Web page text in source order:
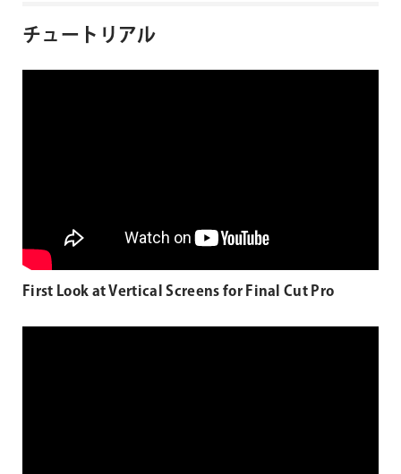
チュートリアル
First Look at Vertical Screens for Final Cut Pro